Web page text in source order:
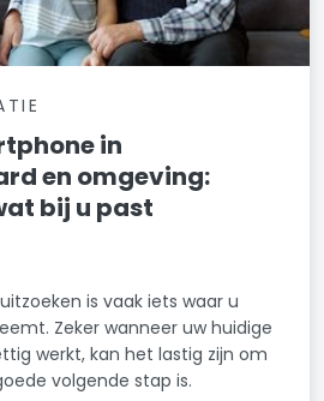
in
en omgeving:
bij u past
is vaak iets waar u
Zeker wanneer uw huidige
werkt, kan het lastig zijn om
volgende stap is.